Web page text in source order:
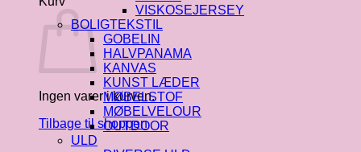
Ingen varer i kurven.
Tilbage til shoppen
VISKOSEJERSEY
BOLIGTEKSTIL
GOBELIN
HALVPANAMA
KANVAS
KUNST LÆDER
MØBELSTOF
MØBELVELOUR
OUTDOOR
ULD